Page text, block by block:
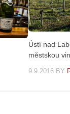
Ústí nad
městskou
9.9.2016 BY